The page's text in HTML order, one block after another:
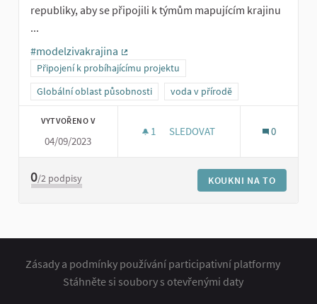
republiky, aby se připojili k týmům mapujícím krajinu
...
#modelzivakrajina
(Externí odkaz)
Připojení k probíhajícímu projektu
Globální oblast působnosti
voda v přírodě
VYTVOŘENO V
04/09/2023
1 1 SLEDUJÍCÍ
SLEDOVAT 0
0/2 podpisy KOUKNI NA TO
Zásady a podmínky používání participativní platformy
Stáhněte si soubory s otevřenými daty